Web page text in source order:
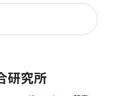
研究所